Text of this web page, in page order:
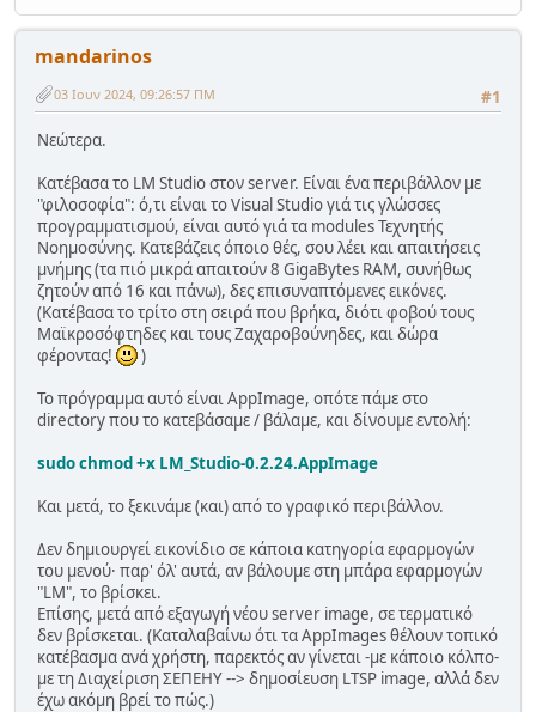
mandarinos
#1
03 Ιουν 2024, 09:26:57 ΠΜ
Νεώτερα.
Κατέβασα το LM Studio στον server. Είναι ένα περιβάλλον με
"φιλοσοφία": ό,τι είναι το Visual Studio γιά τις γλώσσες
προγραμματισμού, είναι αυτό γιά τα modules Τεχνητής
Νοημοσύνης. Κατεβάζεις όποιο θές, σου λέει και απαιτήσεις
μνήμης (τα πιό μικρά απαιτούν 8 GigaBytes RAM, συνήθως
ζητούν από 16 και πάνω), δες επισυναπτόμενες εικόνες.
(Κατέβασα το τρίτο στη σειρά που βρήκα, διότι φοβού τους
Μαϊκροσόφτηδες και τους Ζαχαροβούνηδες, και δώρα
φέροντας!
)
Το πρόγραμμα αυτό είναι AppImage, οπότε πάμε στο
directory που το κατεβάσαμε / βάλαμε, και δίνουμε εντολή:
sudo chmod +x LM_Studio-0.2.24.AppImage
Και μετά, το ξεκινάμε (και) από το γραφικό περιβάλλον.
Δεν δημιουργεί εικονίδιο σε κάποια κατηγορία εφαρμογών
του μενού· παρ' όλ' αυτά, αν βάλουμε στη μπάρα εφαρμογών
"LM", το βρίσκει.
Επίσης, μετά από εξαγωγή νέου server image, σε τερματικό
δεν βρίσκεται. (Καταλαβαίνω ότι τα AppImages θέλουν τοπικό
κατέβασμα ανά χρήστη, παρεκτός αν γίνεται -με κάποιο κόλπο-
με τη Διαχείριση ΣΕΠΕΗΥ --> δημοσίευση LTSP image, αλλά δεν
έχω ακόμη βρεί το πώς.)